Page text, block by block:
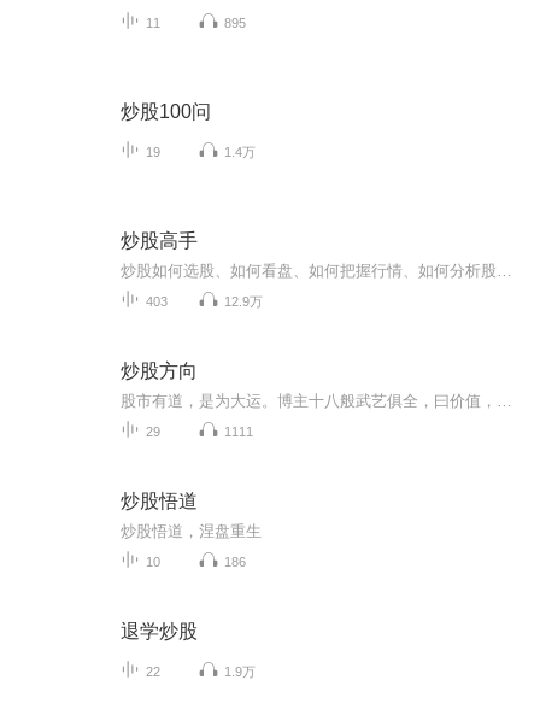
11 895
炒股100问
19 1.4万
炒股高手
403 12.9万
炒股方向
29 1111
炒股悟道
炒股悟道，涅盘重生
10 186
退学炒股
22 1.9万